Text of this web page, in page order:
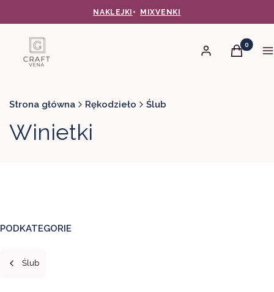
NAKLEJKI • MIXVENKI
Zaloguj sięProdukty
Koszyk
Strona główna Rękodzieło Ślub
Winietki
PODKATEGORIE
Ślub